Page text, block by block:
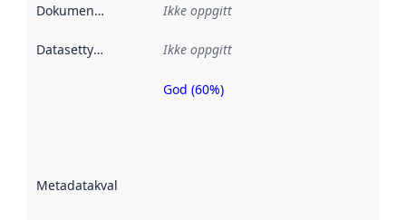
Dokumentasjon Ikke oppgitt
Datasettype Ikke oppgitt
Metadatakvalitet
Metadatakvalitet
God (60%)